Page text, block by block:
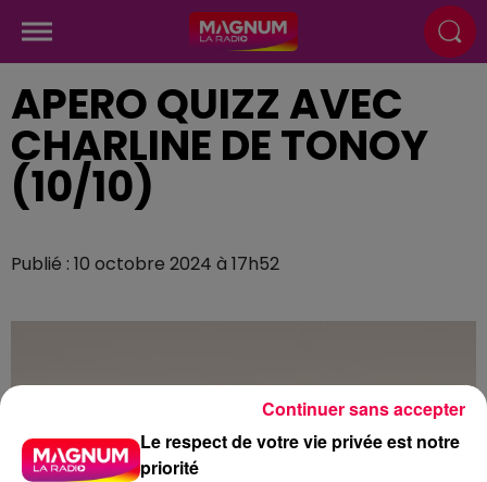
APERO QUIZZ AVEC
CHARLINE DE TONOY
(10/10)
Publié : 10 octobre 2024 à 17h52
Le respect de votre vie privée est notre
priorité
Continuer sans accepter